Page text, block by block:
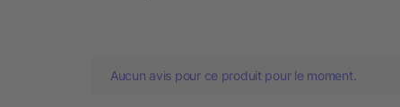
Aucun avis pour ce produit pour le moment.